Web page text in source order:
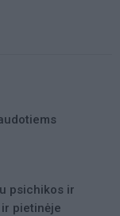
psichikos ir
pietinėje